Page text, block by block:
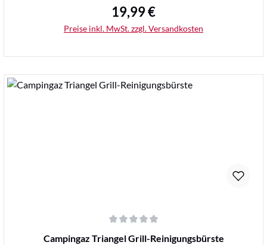
Regulärer Preis:
19,99 €
Preise inkl. MwSt. zzgl. Versandkosten
Durchschnittliche Bewertung von 0 von 5 Sternen
Campingaz Triangel Grill-Reinigungsbürste